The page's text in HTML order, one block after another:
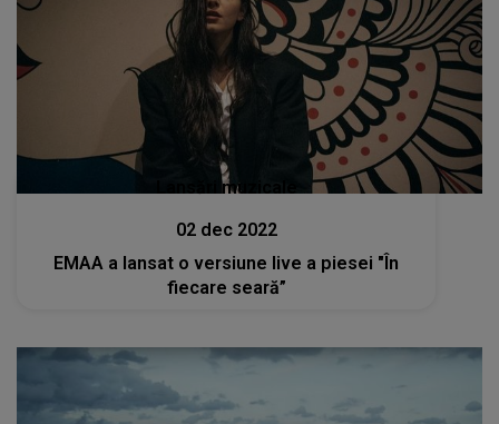
Lansări muzicale
02 dec 2022
EMAA a lansat o versiune live a piesei "În
fiecare seară”